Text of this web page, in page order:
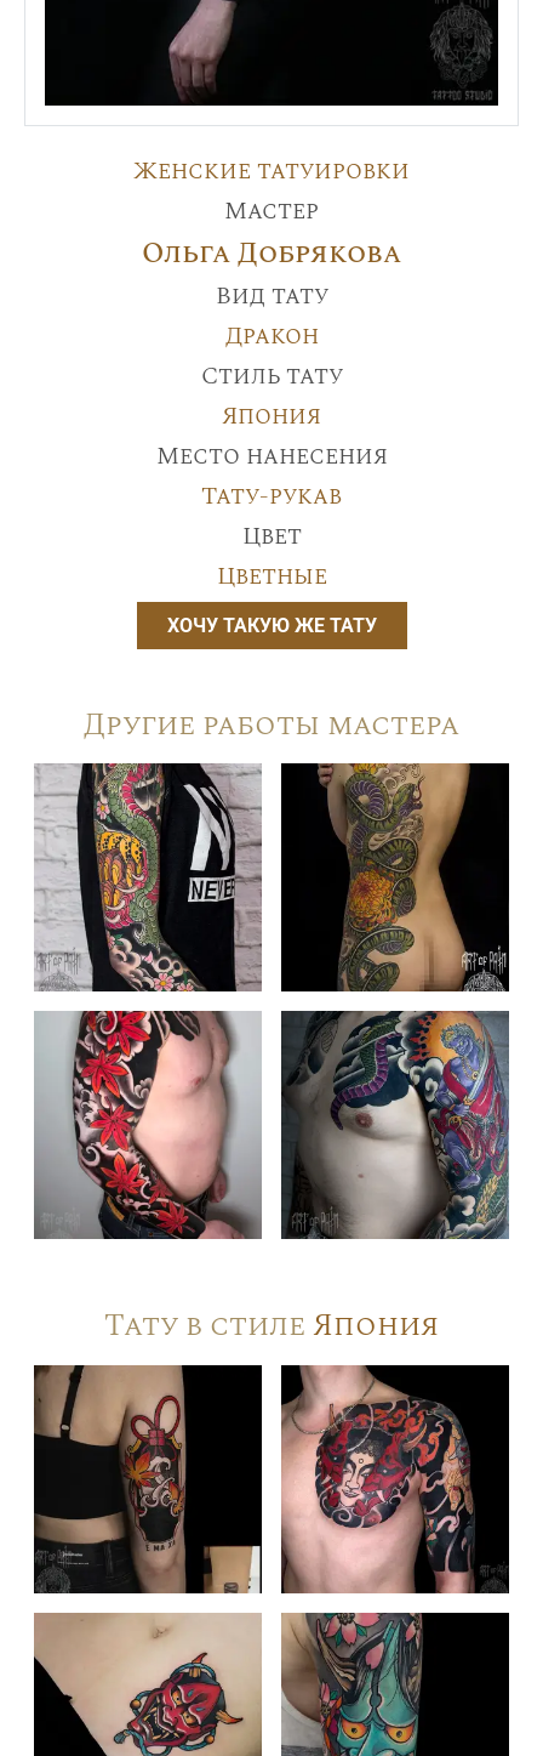
Женские татуировки
Мастер
Ольга Добрякова
Вид тату
Дракон
Стиль тату
Япония
Место нанесения
Тату-рукав
Цвет
Цветные
ХОЧУ ТАКУЮ ЖЕ ТАТУ
Другие работы мастера
Тату в стилеЯпония